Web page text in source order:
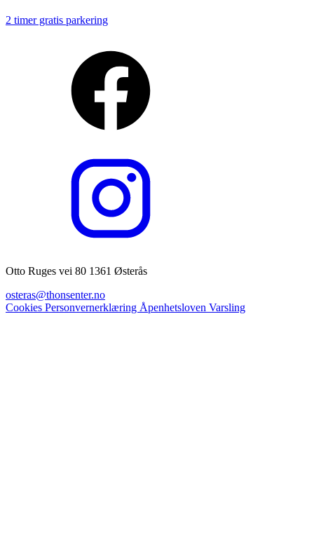
2 timer gratis parkering
Otto Ruges vei 80 1361 Østerås
osteras@thonsenter.no
Cookies Personvernerklæring Åpenhetsloven Varsling